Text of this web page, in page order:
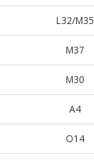
L32/M35
M37
M30
A4
O14